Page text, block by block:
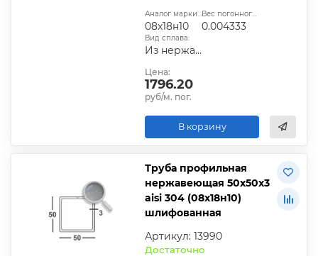
Аналог марки стали:
08х18н10
Вес погонного метра, т.:
0.004333
Вид сплава:
Из нержавеющей стали
Цена:
1796.20
руб/м. пог.
В корзину
Труба профильная
нержавеющая 50х50х3
aisi 304 (08х18н10)
шлифованная
Артикул: 13990
Достаточно